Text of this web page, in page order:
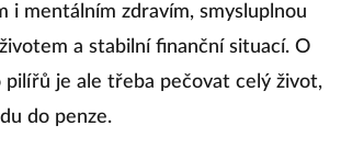
i mentálním zdravím, smysluplnou
a stabilní finanční situací. O
je ale třeba pečovat celý život,
do penze.